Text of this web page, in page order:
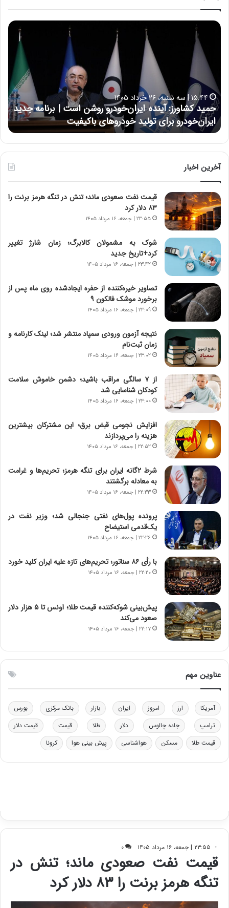
روشن است | برنامه جدید
باکیفیت
ی
ی
:
د
ر
ط
ا
ر
ی
ا
ی
ر
،
ه
گ
ا
ه
ز
ا
ی
ج
ن
گ
ن
و
س
ت
ه
ر
م
ب
ل
چ
ی
ن
ر
ت
ی
ا
ی
۱۷:۳۹ | سه شنبه، ۲۲ اردیبهشت ۱۴۰۵
حسین علایی: در طول تاریخ
نتوانسته در مقابل چنین قدرتی
آخرین اخبار
قیمت نفت صعودی ماند؛ تنش در تنگه هرمز برنت را
۸۳ دلار کرد
۲۳:۵۵ | جمعه، ۱۶ مرداد ۱۴۰۵
شوک به مشمولان کالابرگ؛ زمان شارژ تغییر
کرد+تاریخ جدید
۲۳:۴۲ | جمعه، ۱۶ مرداد ۱۴۰۵
تصاویر خیره‌کننده از حفره ایجادشده روی ماه پس از
برخورد موشک فالکون ۹
۲۳:۰۹ | جمعه، ۱۶ مرداد ۱۴۰۵
نتیجه آزمون ورودی سمپاد منتشر شد؛ لینک کارنامه و
زمان ثبت‌نام
۲۳:۰۲ | جمعه، ۱۶ مرداد ۱۴۰۵
از ۷ سالگی مراقب باشید؛ دشمن خاموش سلامت
کودکان شناسایی شد
۲۳:۰۰ | جمعه، ۱۶ مرداد ۱۴۰۵
افزایش نجومی قبض برق؛ این مشترکان بیشترین
هزینه را می‌پردازند
۲۲:۵۲ | جمعه، ۱۶ مرداد ۱۴۰۵
شرط ۲گانه ایران برای تنگه هرمز؛ تحریم‌ها و غرامت
به معادله برگشتند
۲۲:۳۳ | جمعه، ۱۶ مرداد ۱۴۰۵
پرونده پول‌های نفتی جنجالی شد؛ وزیر نفت در
یک‌قدمی استیضاح
۲۲:۲۶ | جمعه، ۱۶ مرداد ۱۴۰۵
با رأی ۸۶ سناتور؛ تحریم‌های تازه علیه ایران کلید خورد
۲۲:۲۰ | جمعه، ۱۶ مرداد ۱۴۰۵
پیش‌بینی شوکه‌کننده قیمت طلا؛ اونس تا ۵ هزار دلار
صعود می‌کند
۲۲:۱۷ | جمعه، ۱۶ مرداد ۱۴۰۵
عناوین مهم
آمریکا ارز امروز ایران بازار بانک مرکزی
بورس
ترامپ
جاده چالوس دلار طلا قیمت
قیمت دلار
قیمت طلا
مسکن هواشناسی پیش بینی هوا کرونا